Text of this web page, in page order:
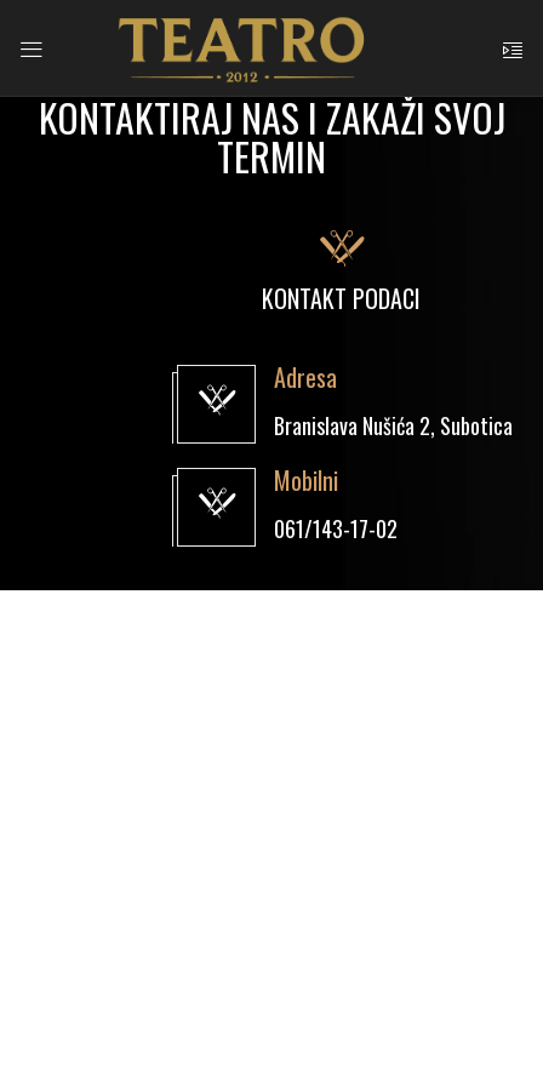
KONTAKTIRAJ NAS I ZAKAŽI SVOJ
TERMIN
KONTAKT PODACI
Adresa
Branislava Nušića 2, Subotica
Mobilni
061/143-17-02